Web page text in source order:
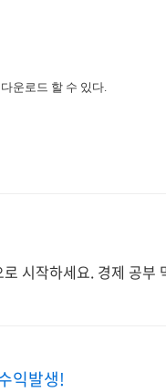
운로드 할 수 있다.
시작하세요. 경제 공부
익발생!